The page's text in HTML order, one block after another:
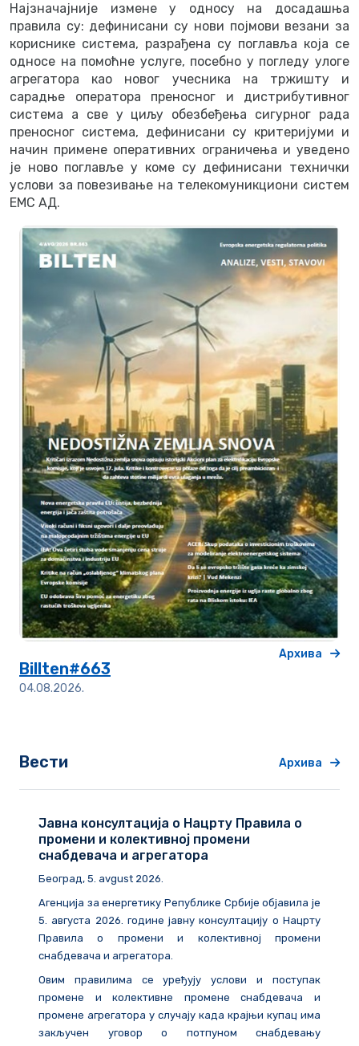
Најзначајније измене у односу на досадашња
правила су: дефинисани су нови појмови везани за
кориснике система, разрађена су поглавља која се
односе на помоћне услуге, посебно у погледу улоге
агрегатора као новог учесника на тржишту и
сарадње оператора преносног и дистрибутивног
система а све у циљу обезбеђења сигурног рада
преносног система, дефинисани су критеријуми и
начин примене оперативних ограничења и уведено
је ново поглавље у коме су дефинисани технички
услови за повезивање на телекомуникциони систем
ЕМС АД.
Billten#663
04.08.2026.
Архива
Вести Архива
Јавна консултација о Нацрту Правила о
промени и колективној промени
снабдевача и агрегатора
Београд, 5. avgust 2026.
Агенција за енергетику Републике Србије објавила је
5. августа 2026. годинејавну консултацију о Нацрту
Правила о промени и колективној промени
снабдевача и агрегатора.
Овим правилима се уређују услови и поступак
промене и колективне промене снабдевача и
промене агрегатора у случају када крајњи купац има
закључен уговор о потпуном снабдевању